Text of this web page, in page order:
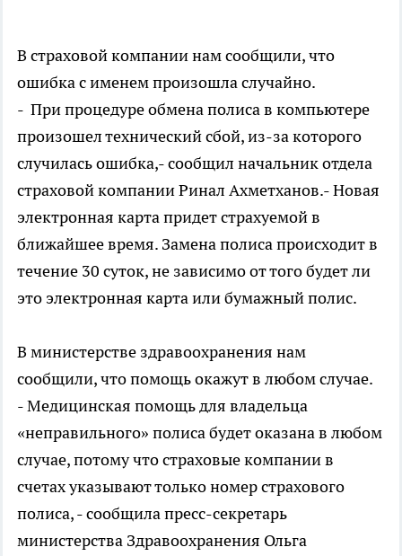
В страховой компании нам сообщили, что
ошибка с именем произошла случайно.
- При процедуре обмена полиса в компьютере
произошел технический сбой, из-за которого
случилась ошибка,- сообщил начальник отдела
страховой компании Ринал Ахметханов.- Новая
электронная карта придет страхуемой в
ближайшее время. Замена полиса происходит в
течение 30 суток, не зависимо от того будет ли
это электронная карта или бумажный полис.
В министерстве здравоохранения нам
сообщили, что помощь окажут в любом случае.
- Медицинская помощь для владельца
«неправильного» полиса будет оказана в любом
случае, потому что страховые компании в
счетах указывают только номер страхового
полиса, - сообщила пресс-секретарь
министерства Здравоохранения Ольга